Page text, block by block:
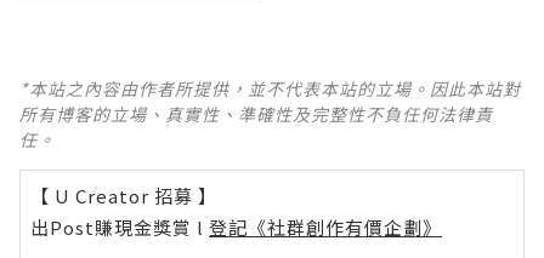
*本站之內容由作者所提供，並不代表本站的立場。因此本站對
所有博客的立場、真實性、準確性及完整性不負任何法律責
任。
【 U Creator 招募 】
出Post賺現金獎賞 l 登記《社群創作有價企劃》